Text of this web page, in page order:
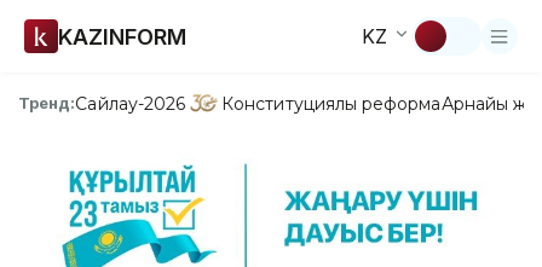
KAZINFORM KZ
Тренд:Сайлау-2026 Конституциялық реформаАрнайы